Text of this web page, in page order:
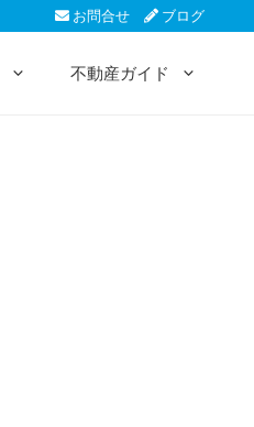
お問合せ ブログ
不動産ガイド